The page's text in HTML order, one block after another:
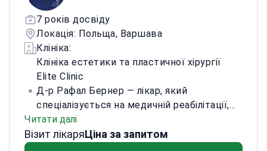
7 років досвіду
Локація: Польща, Варшава
Клініка:
Клініка естетики та пластичної хірургії
Elite Clinic
Д-р Рафал Бернер — лікар, який
спеціалізується на медичній реабілітації,
естетичній медицині та естетичних
процедурах для чоловіків. Закінчив
Читати далі
Візит лікаряЦіна за запитом